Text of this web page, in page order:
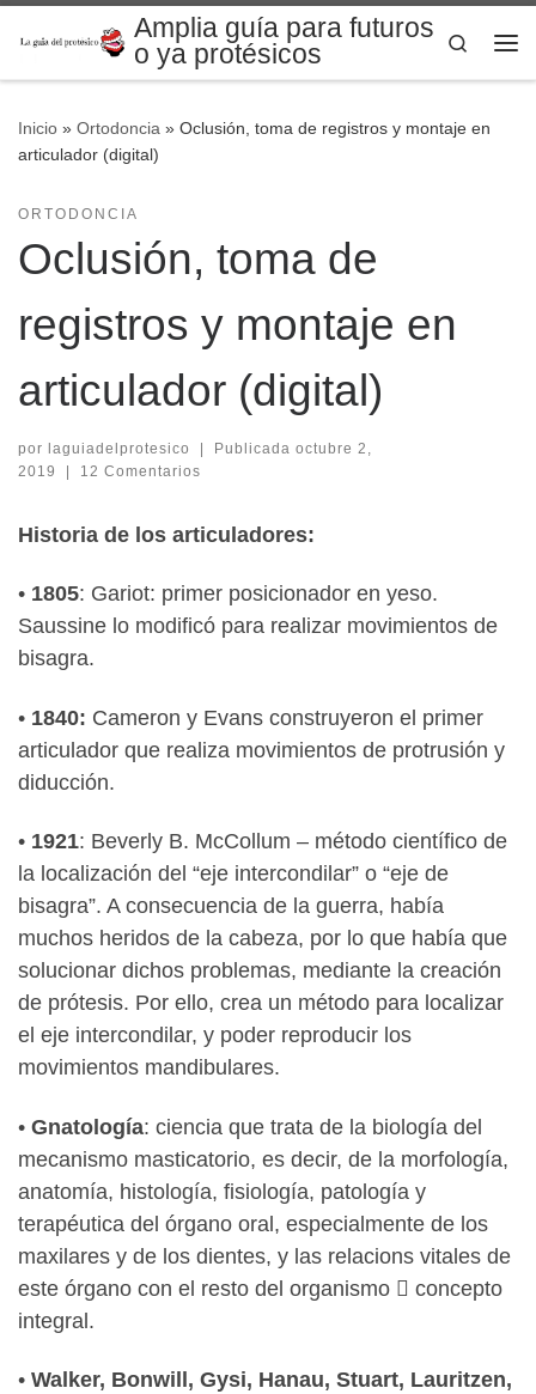
Saltar al contenidoAmplia guía para futuros
o ya protésicos
Search
Inicio » Ortodoncia » Oclusión, toma de registros y montaje en
articulador (digital)
ORTODONCIA
Oclusión, toma de
registros y montaje en
articulador (digital)
por laguiadelprotesico | Publicada octubre 2,
2019
| 12 Comentarios
Historia de los articuladores:
• 1805: Gariot: primer posicionador en yeso.
Saussine lo modificó para realizar movimientos de
bisagra.
• 1840: Cameron y Evans construyeron el primer
articulador que realiza movimientos de protrusión y
diducción.
• 1921: Beverly B. McCollum – método científico de
la localización del “eje intercondilar” o “eje de
bisagra”. A consecuencia de la guerra, había
muchos heridos de la cabeza, por lo que había que
solucionar dichos problemas, mediante la creación
de prótesis. Por ello, crea un método para localizar
el eje intercondilar, y poder reproducir los
movimientos mandibulares.
• Gnatología: ciencia que trata de la biología del
mecanismo masticatorio, es decir, de la morfología,
anatomía, histología, fisiología, patología y
terapéutica del órgano oral, especialmente de los
maxilares y de los dientes, y las relacions vitales de
este órgano con el resto del organismo  concepto
integral.
• Walker, Bonwill, Gysi, Hanau, Stuart, Lauritzen,